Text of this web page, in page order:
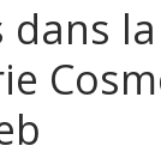
dans la